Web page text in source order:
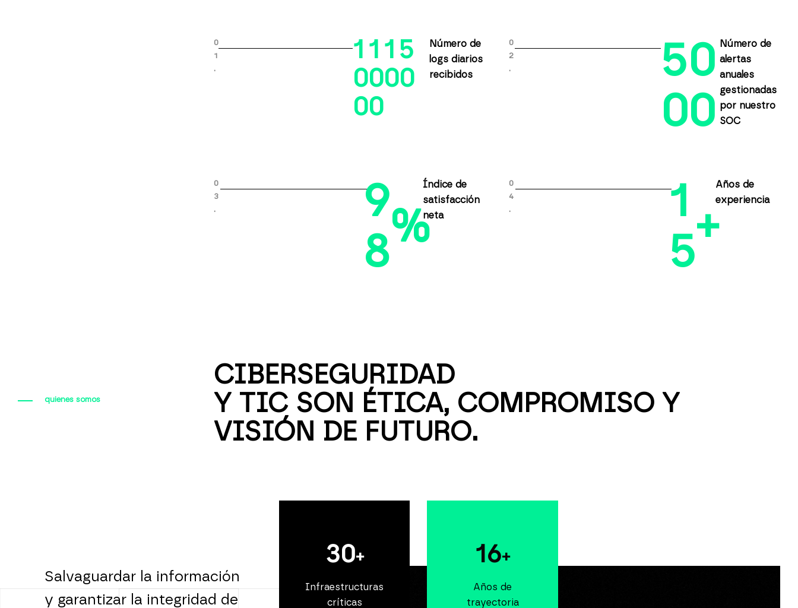
0
1
.
1 1 1 5
0000
00
Número de
logs diarios
recibidos
0
2
.
50
00
Número de
alertas
anuales
gestionadas
por nuestro
SOC
0
3
.
9
8
%
Índice de
satisfacción
neta
0
4
.
1
5
+
Años de
experiencia
quienes somos
CIBERSEGURIDAD
Y TIC SON ÉTICA, COMPROMISO Y
VISIÓN DE FUTURO.
Salvaguardar la información
y garantizar la integridad de
30+
Infraestructuras
críticas
16+
Años de
trayectoria